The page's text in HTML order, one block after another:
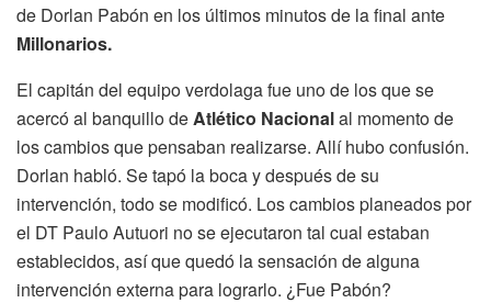
de Dorlan Pabón en los últimos minutos de la final ante
Millonarios.
El capitán del equipo verdolaga fue uno de los que se
acercó al banquillo deAtlético Nacionalal momento de
los cambios que pensaban realizarse. Allí hubo confusión.
Dorlan habló. Se tapó la boca y después de su
intervención, todo se modificó. Los cambios planeados por
el DT Paulo Autuori no se ejecutaron tal cual estaban
establecidos, así que quedó la sensación de alguna
intervención externa para lograrlo. ¿Fue Pabón?